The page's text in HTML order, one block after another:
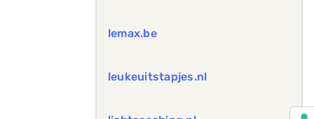
lemax.be
leukeuitstapjes.nl